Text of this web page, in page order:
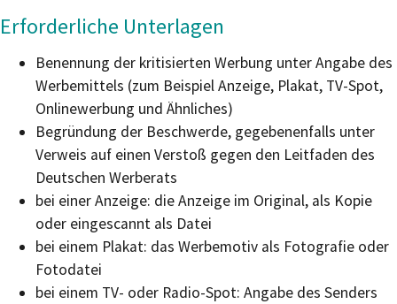
Erforderliche Unterlagen
Benennung der kritisierten Werbung unter Angabe des
Werbemittels (zum Beispiel Anzeige, Plakat, TV-Spot,
Onlinewerbung und Ähnliches)
Begründung der Beschwerde, gegebenenfalls unter
Verweis auf einen Verstoß gegen den Leitfaden des
Deutschen Werberats
bei einer Anzeige: die Anzeige im Original, als Kopie
oder eingescannt als Datei
bei einem Plakat: das Werbemotiv als Fotografie oder
Fotodatei
bei einem TV- oder Radio-Spot: Angabe des Senders